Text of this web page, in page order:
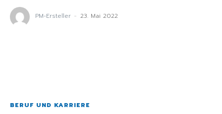
PM-Ersteller - 23. Mai 2022
BERUF UND KARRIERE